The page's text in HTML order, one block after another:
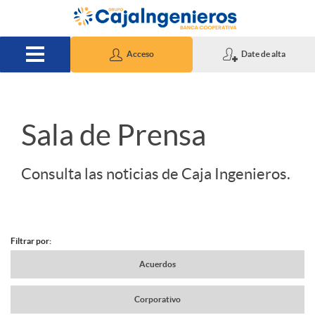
Saltar al contenido principal
Acceso Date de alta
S
Sala de Prensa
Consulta las noticias de Caja Ingenieros.
N
Filtrar por:
Acuerdos
Corporativo